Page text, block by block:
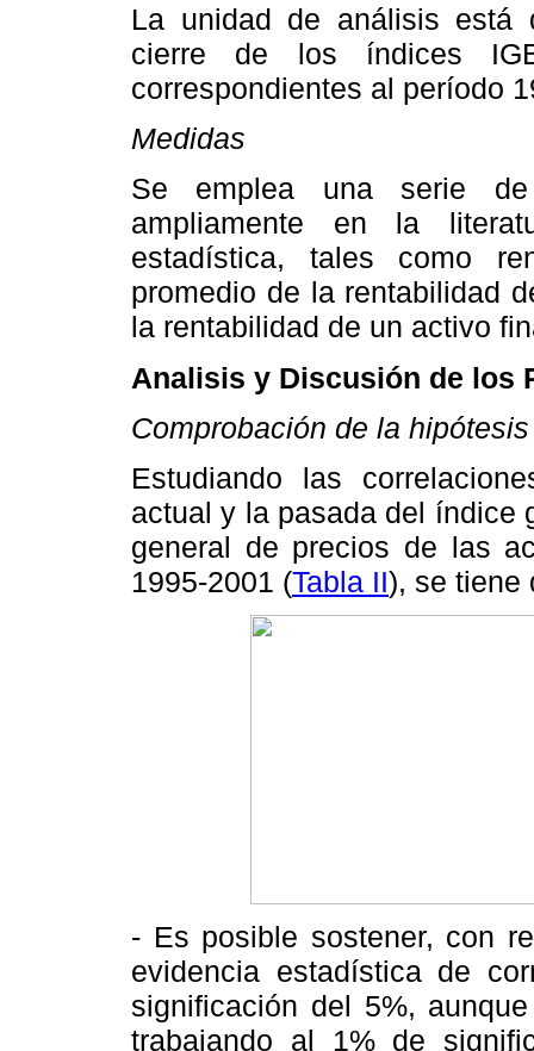
La unidad de análisis está
cierre de los índices
correspondientes al período
Medidas
Se emplea una serie de
ampliamente en la
estadística, tales como
promedio de la rentabilidad
la rentabilidad de un activo
Analisis y Discusión de los
Comprobación de la
Estudiando las
actual y la pasada del índice
general de precios de las
1995-2001 (Tabla II), se tiene
- Es posible sostener, con
evidencia estadística de
significación del 5%,
trabajando al 1% de